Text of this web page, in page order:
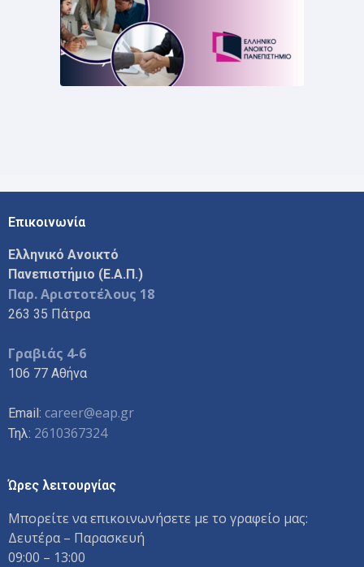
Επικοινωνία
Ελληνικό Ανοικτό
Πανεπιστήμιο (Ε.Α.Π.)
Παρ. Αριστοτέλους 18
263 35 Πάτρα
Γραβιάς 4-6
106 77 Αθήνα
Email: career@eap.gr
Τηλ: 2610367324
Ώρες λειτουργίας
Μπορείτε να επικοινωνήσετε με το γραφείο μας:
Δευτέρα – Παρασκευή
09:00 – 13:00